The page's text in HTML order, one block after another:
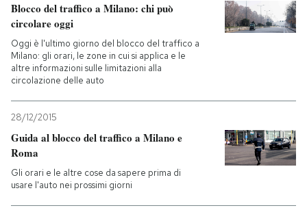
Blocco del traffico a Milano: chi può
circolare oggi
Oggi è l'ultimo giorno del blocco del traffico a
Milano: gli orari, le zone in cui si applica e le
altre informazioni sulle limitazioni alla
circolazione delle auto
28/12/2015
Guida al blocco del traffico a Milano e
Roma
Gli orari e le altre cose da sapere prima di
usare l'auto nei prossimi giorni